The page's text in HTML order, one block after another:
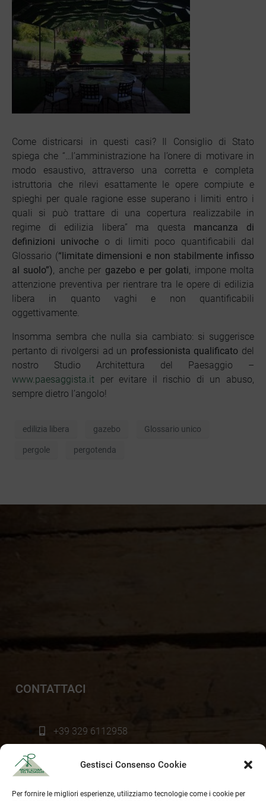
Gestisci Consenso Cookie
Per fornire le migliori esperienze, utilizziamo tecnologie come i cookie per
Come districarsi in questi casi? Il Consiglio di Stato
spiega che “…l’amministrazione ha l’onere di motivare in
modo esaustivo, attraverso una corretta e completa
istruttoria che rilevi esattamente le opere compiute e
spieghi per quale ragione esse superano i limiti entro i
quali si può trattare di una copertura realizzabile in
regime di edilizia libera” ma questa mancanza di
definizioni univoche o di limiti poco quantificabili dal
Glossario (“limitate dimensioni e non stabilmente infisso
al suolo”), anche per gazebo e per golati, impone molta
attenzione preventiva per rientrare tra le opere di edilizia
libera in quanto vaghi e non quantificabili
oggettivamente.
Insomma sembra che nulla sia cambiato: si suggerisce
pertanto di rivolgersi ad un professionista qualificato del
nostro Studio Architettura del Paesaggio –
www.paesaggista.it per evitare il rischio di un abuso,
sempre dietro l’angolo!
edilizia libera gazebo Glossario unico
pergole pergotenda
CONTATTACI
+39 329 6112958